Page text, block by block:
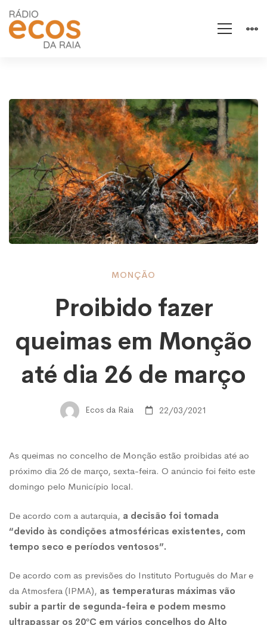
Proibido
fazer
queimas
Monção
até
dia
26
de
MONÇÃO
Proibido fazer
queimas em Monção
até dia 26 de março
Ecos da Raia 22/03/2021
As queimas no concelho de Monção estão proibidas até ao
próximo dia 26 de março, sexta-feira. O anúncio foi feito este
domingo pelo Município local.
De acordo com a autarquia, a decisão foi tomada
“devido às condições atmosféricas existentes, com
tempo seco e períodos ventosos”.
De acordo com as previsões do Instituto Português do Mar e
da Atmosfera (IPMA), as temperaturas máximas vão
subir a partir de segunda-feira e podem mesmo
ultrapassar os 20ºC em vários concelhos do Alto